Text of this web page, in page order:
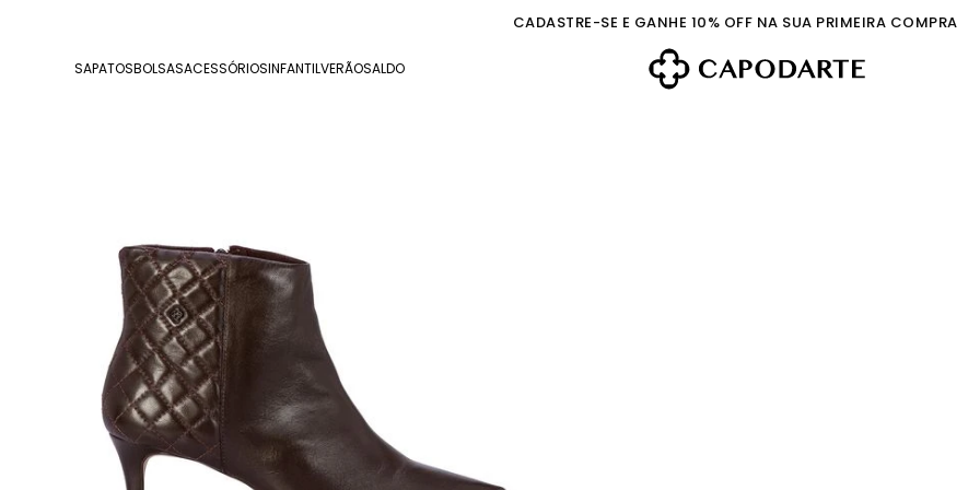
CADASTRE-SE E GANHE 10% OFF NA SUA PRIMEIRA COMPRA
SAPATOSBOLSASACESSÓRIOSINFANTILVERÃOSALDO